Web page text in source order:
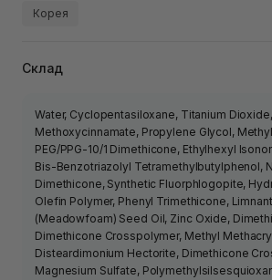
Корея
Склад
Water, Cyclopentasiloxane, Titanium
Methoxycinnamate, Propylene Glycol,
PEG/PPG-10/1 Dimethicone, Ethylhexyl
Bis-Benzotriazolyl Tetramethylbutylphenol,
Dimethicone, Synthetic Fluorphlogopite,
Olefin Polymer, Phenyl Trimethicone,
(Meadowfoam) Seed Oil, Zinc Oxide,
Dimethicone Crosspolymer, Methyl
Disteardimonium Hectorite, Dimethicone
Magnesium Sulfate,